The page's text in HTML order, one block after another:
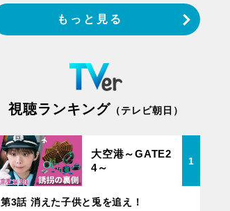
もっと見る
視聴ランキング （テレビ朝日）
大空港～GATE2
4～
1
第3話 消えた子供と兎を追え！